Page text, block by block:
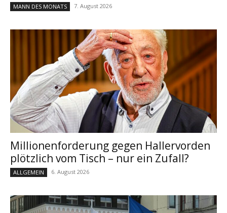
MANN DES MONATS 7. August 2026
Millionenforderung gegen Hallervorden
plötzlich vom Tisch – nur ein Zufall?
ALLGEMEIN 6. August 2026